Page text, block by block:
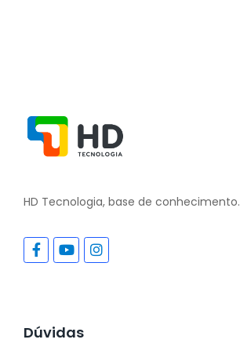
HD Tecnologia, base de conhecimento.
Dúvidas